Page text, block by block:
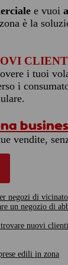
e vuoi
è la
i tuoi
i
vendite,
negozi di vicinato
un negozio di
nuovi clienti
edili in zona